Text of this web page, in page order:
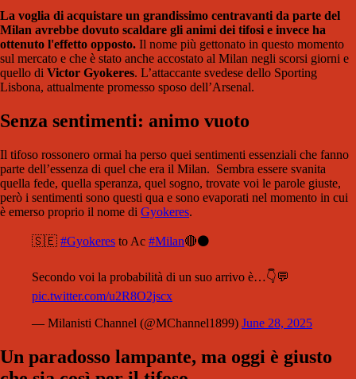
La voglia di acquistare un grandissimo centravanti da parte del
Milan avrebbe dovuto scaldare gli animi dei tifosi e invece ha
ottenuto l'effetto opposto. Il nome più gettonato in questo momento
sul mercato e che è stato anche accostato al Milan negli scorsi giorni e
quello di Victor Gyokeres. L’attaccante svedese dello Sporting
Lisbona, attualmente promesso sposo dell’Arsenal.
Senza sentimenti: animo vuoto
Il tifoso rossonero ormai ha perso quei sentimenti essenziali che fanno
parte dell’essenza di quel che era il Milan. Sembra essere svanita
quella fede, quella speranza, quel sogno, trovate voi le parole giuste,
però i sentimenti sono questi qua e sono evaporati nel momento in cui
è emerso proprio il nome di Gyokeres.
🇸🇪 #Gyokeres to Ac #Milan🔴⚫️
Secondo voi la probabilità di un suo arrivo è…👇💬
pic.twitter.com/u2R8O2jscx
— Milanisti Channel (@MChannel1899) June 28, 2025
Un paradosso lampante, ma oggi è giusto